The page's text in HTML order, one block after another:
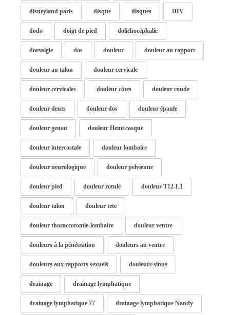
disneyland paris disque disques DIV
dodo doigt de pied dolichocéphalie
dorsalgie dos douleur douleur au rapport
douleur au talon douleur cervicale
douleur cervicales douleur côtes douleur coude
douleur dents douleur dos douleur épaule
douleur genou douleur Hemi casque
douleur intercostale douleur lombaire
douleur neurologique douleur pelvienne
douleur pied douleur rotule douleur T12-L1
douleur talon douleur tete
douleur thoraccotomie-lombaire douleur ventre
douleurs à la pénétration douleurs au ventre
douleurs aux rapports sexuels douleurs sinus
drainage drainage lymphatique
drainage lymphatique 77 drainage lymphatique Nandy